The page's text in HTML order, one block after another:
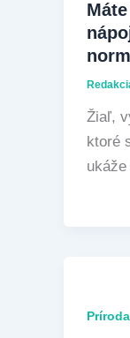
Žiaľ,
ktoré
Príroda